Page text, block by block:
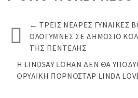
← ΤΡΕΙΣ ΝΕΑΡΈΣ ΓΥΝΑΊΚΕΣ
ΟΛΌΓΥΜΝΕΣ ΣΕ ΔΗΜΌΣΙΟ
ΤΗΣ ΠΕΝΤΈΛΗΣ
Η LINDSAY LOHAN ΔΕΝ ΘΑ
ΘΡΥΛΙΚΉ ΠΟΡΝΟΣΤΆΡ LINDA